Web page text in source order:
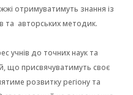
отримуватимуть знання із
та авторських методик.
учнів до точних наук та
що присвячуватимуть своє
розвитку регіону та